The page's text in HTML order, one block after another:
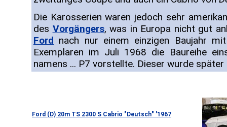
Die Karosserien waren jedoch sehr
des Vorgängers, was in Europa nicht gut
Ford nach nur einem einzigen Baujahr
Exemplaren im Juli 1968 die Baureihe
namens ... P7 vorstellte. Dieser wurde
Ford (D) 20m TS 2300 S Cabrio "Deutsch" '1967